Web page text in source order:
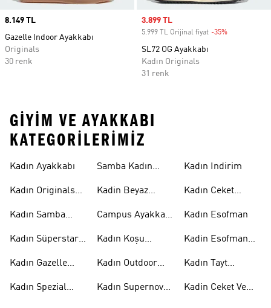
Price
8.149 TL
Gazelle Indoor Ayakkabı
Originals
30 renk
Sale price
3.899 TL
5.999 TL Orijinal fiyat -35%
SL72 OG Ayakkabı
Kadın Originals
31 renk
GIYIM VE AYAKKABI
KATEGORILERIMIZ
Kadın Ayakkabı
Kadın Originals
Kadın Samba
Kadın Süperstar
Kadın Gazelle
Kadın Spezial
Samba Kadın
Kadin Beyaz
Campus Ayakkabı
Kadın Koşu
Kadın Outdoor
Kadın Supernova
Kadın Indirim
Kadın Ceket
Kadın Esofman
Kadin Esofman
Kadın Tayt
Kadin Ceket Ve